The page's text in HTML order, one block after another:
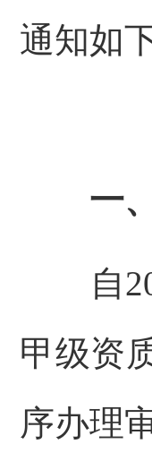
通知如
一
自
甲级资
序办理